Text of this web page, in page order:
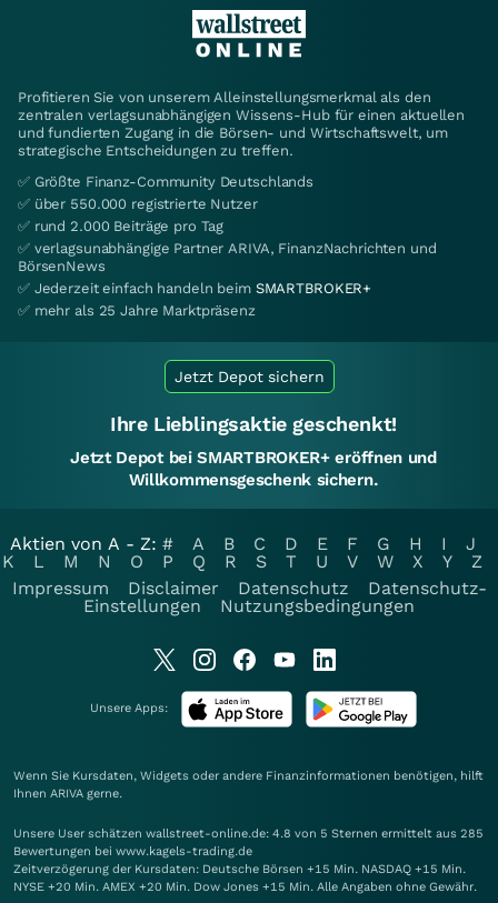
Profitieren Sie von unserem Alleinstellungsmerkmal als den
zentralen verlagsunabhängigen Wissens-Hub für einen aktuellen
und fundierten Zugang in die Börsen- und Wirtschaftswelt, um
strategische Entscheidungen zu treffen.
✅ Größte Finanz-Community Deutschlands
✅ über 550.000 registrierte Nutzer
✅ rund 2.000 Beiträge pro Tag
✅ verlagsunabhängige Partner ARIVA, FinanzNachrichten und
BörsenNews
✅ Jederzeit einfach handeln beim SMARTBROKER+
✅ mehr als 25 Jahre Marktpräsenz
Jetzt Depot sichern
Ihre Lieblingsaktie geschenkt!
Jetzt Depot bei SMARTBROKER+ eröffnen und
Willkommensgeschenk sichern.
Aktien von A - Z: # A B C D E F G H I
J
K
L M N O P Q R S T U V W X Y
Z
Impressum
Disclaimer Datenschutz
Datenschutz-
Einstellungen
Nutzungsbedingungen
Unsere Apps:
Wenn Sie Kursdaten, Widgets oder andere Finanzinformationen benötigen, hilft
Ihnen ARIVA gerne.
Unsere User schätzen wallstreet-online.de: 4.8 von 5 Sternen ermittelt aus 285
Bewertungen bei www.kagels-trading.de
Zeitverzögerung der Kursdaten: Deutsche Börsen +15 Min. NASDAQ +15 Min.
NYSE +20 Min. AMEX +20 Min. Dow Jones +15 Min. Alle Angaben ohne Gewähr.